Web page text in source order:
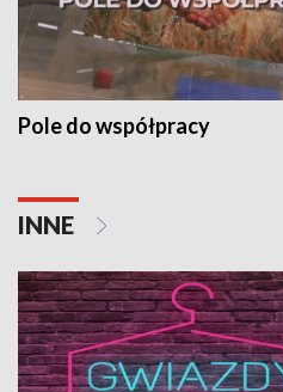
Pole do współpracy
INNE